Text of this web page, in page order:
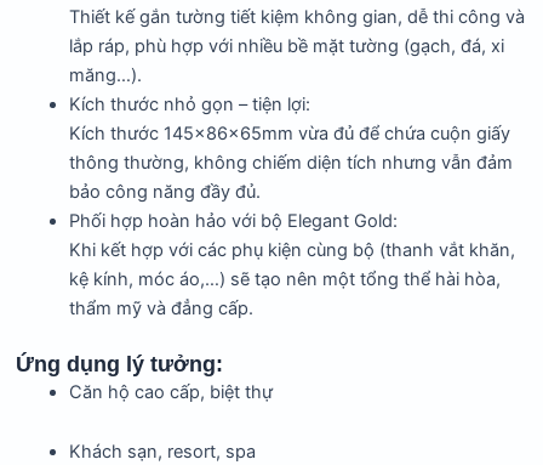
Thiết kế gắn tường tiết kiệm không gian, dễ thi công và
lắp ráp, phù hợp với nhiều bề mặt tường (gạch, đá, xi
măng…).
Kích thước nhỏ gọn – tiện lợi:
Kích thước 145x86x65mm vừa đủ để chứa cuộn giấy
thông thường, không chiếm diện tích nhưng vẫn đảm
bảo công năng đầy đủ.
Phối hợp hoàn hảo với bộ Elegant Gold:
Khi kết hợp với các phụ kiện cùng bộ (thanh vắt khăn,
kệ kính, móc áo,…) sẽ tạo nên một tổng thể hài hòa,
thẩm mỹ và đẳng cấp.
Ứng dụng lý tưởng:
Căn hộ cao cấp, biệt thự
Khách sạn, resort, spa